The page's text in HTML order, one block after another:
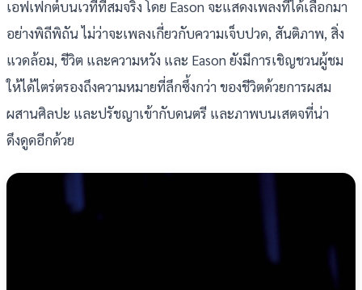
เอฟเฟกต์บนเวทีที่สมจริง โดย Eason จะแสดงเพลงที่ได้เลือกมา
อย่างพิถีพิถัน ไม่ว่าจะเพลงเกี่ยวกับความเจ็บปวด, สันติภาพ, สิ่ง
แวดล้อม, ชีวิต และความหวัง และ Eason ยังมีการเชิญชวนผู้ชม
ให้ได้ไตร่ตรองถึงความหมายที่ลึกซึ้งกว่า ของชีวิตด้วยการผสม
ผสานศิลปะ และปรัชญาเข้ากับดนตรี และภาพบนเสตจที่น่า
ดึงดูดอีกด้วย